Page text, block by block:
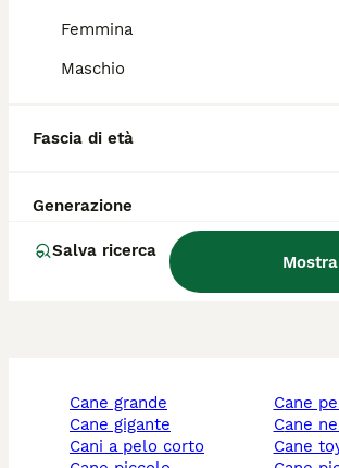
Femmina
Maschio
Fascia di età
Generazione
Salva ricerca
Quali sono i colori del
Quanto diventa grande
Pumi?
cane grande
cane gigante
cani a pelo corto
cane
cane
cane